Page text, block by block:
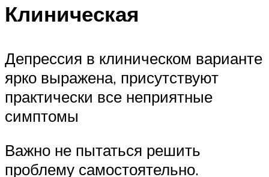
Клиническая
Депрессия в клиническом варианте
ярко выражена, присутствуют
практически все неприятные
симптомы
Важно не пытаться решить
проблему самостоятельно.